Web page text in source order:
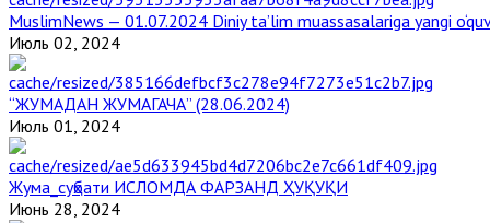
MuslimNews — 01.07.2024 Diniy ta’lim muassasalariga yangi
Июль 02, 2024
“ЖУМАДАН ЖУМАГАЧА” (28.06.2024)
Июль 01, 2024
Жума_суҳбати ИСЛОМДА ФАРЗАНД ҲУҚУҚИ
Июнь 28, 2024